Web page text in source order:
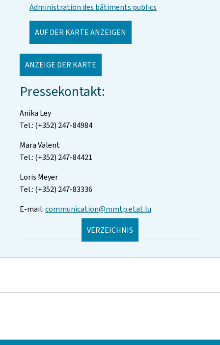
Administration des bâtiments publics
AUF DER KARTE ANZEIGEN
ANZEIGE DER KARTE
Pressekontakt:
Anika Ley
Tel.: (+352) 247-84984
Mara Valent
Tel.: (+352) 247-84421
Loris Meyer
Tel.: (+352) 247-83336
E-mail:communication@mmtp.etat.lu
VERZEICHNIS